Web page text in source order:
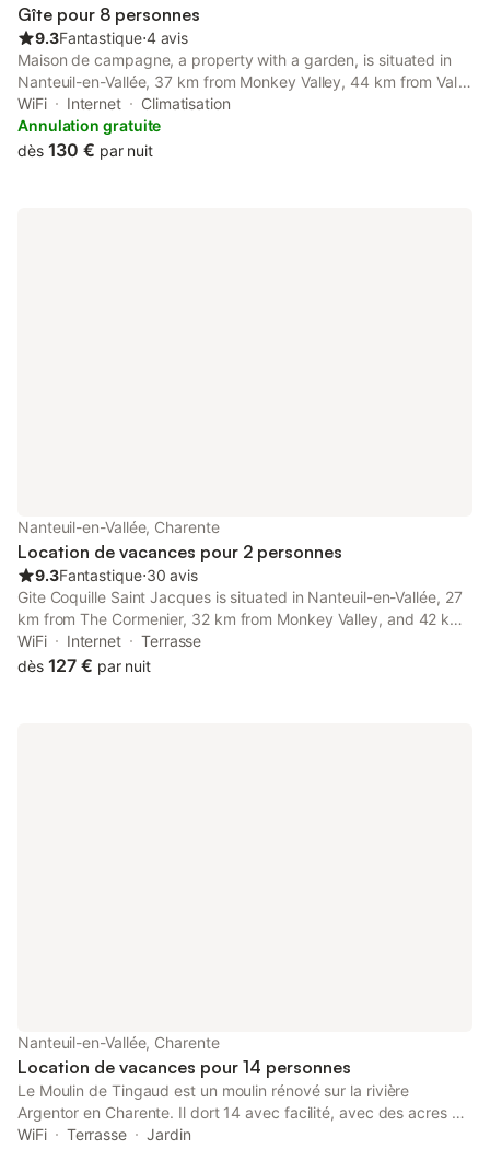
Gîte pour 8 personnes
9.3Fantastique⋅4 avis
Maison de campagne, a property with a garden, is situated in
Nanteuil-en-Vallée, 37 km from Monkey Valley, 44 km from Val
de Vienne Circuit, as well as 50 km from Hirondelle Golf Course.
WiFi Internet
Climatisation
Annulation gratuite
dès 130 € par nuit
Nanteuil-en-Vallée, Charente
Location de vacances pour 2 personnes
9.3Fantastique⋅30 avis
Gite Coquille Saint Jacques is situated in Nanteuil-en-Vallée, 27
km from The Cormenier, 32 km from Monkey Valley, and 42 km
from Val de Vienne Circuit.
WiFi Internet
Terrasse
dès 127 € par nuit
Nanteuil-en-Vallée, Charente
Location de vacances pour 14 personnes
Le Moulin de Tingaud est un moulin rénové sur la rivière
Argentor en Charente. Il dort 14 avec facilité, avec des acres de
champs et de bois pour marcher, jouer et pique-niquer. La
WiFi Terrasse
Jardin